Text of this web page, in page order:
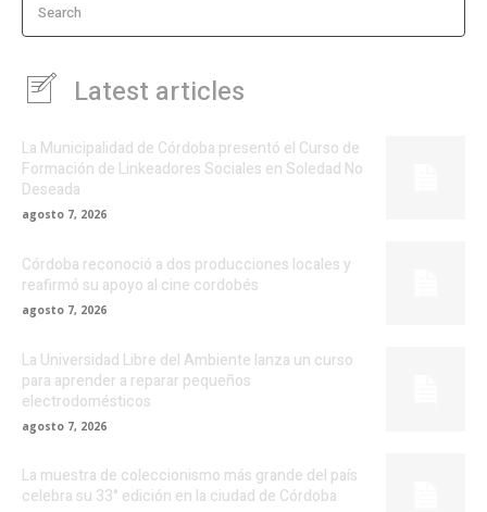
Search
Latest articles
La Municipalidad de Córdoba presentó el Curso de
Formación de Linkeadores Sociales en Soledad No
Deseada
agosto 7, 2026
Córdoba reconoció a dos producciones locales y
reafirmó su apoyo al cine cordobés
agosto 7, 2026
La Universidad Libre del Ambiente lanza un curso
para aprender a reparar pequeños
electrodomésticos
agosto 7, 2026
La muestra de coleccionismo más grande del país
celebra su 33° edición en la ciudad de Córdoba